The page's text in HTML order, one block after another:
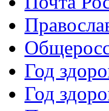
Год
Год